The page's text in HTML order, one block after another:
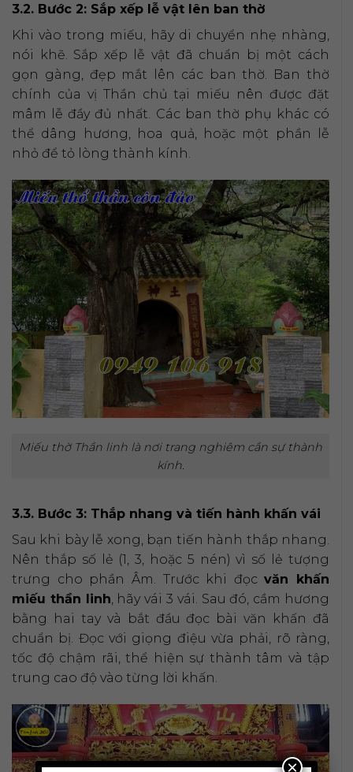
3.2. Bước 2: Sắp xếp lễ vật lên ban thờ
Khi vào trong miếu, hãy di chuyển nhẹ nhàng,
nói khẽ. Sắp xếp lễ vật đã chuẩn bị một cách
gọn gàng, đẹp mắt lên các ban thờ. Ban thờ
chính của vị Thần chủ tại miếu nên được đặt
mâm lễ đầy đủ nhất. Các ban thờ phụ khác có
thể dâng hương, hoa quả, hoặc một phần lễ
nhỏ để tỏ lòng thành kính.
Miếu thờ Thần linh là nơi trang nghiêm cần sự thành
kính.
3.3. Bước 3: Thắp nhang và tiến hành khấn vái
Sau khi bày lễ xong, bạn tiến hành thắp nhang.
Nên thắp số lẻ (1, 3, hoặc 5 nén) vì số lẻ tượng
trưng cho phần Âm. Trước khi đọcvăn khấn
miếu thần linh, hãy vái 3 vái. Sau đó, cầm hương
bằng hai tay và bắt đầu đọc bài văn khấn đã
chuẩn bị. Đọc với giọng điệu vừa phải, rõ ràng,
tốc độ chậm rãi, thể hiện sự thành tâm và tập
trung cao độ vào từng lời khấn.
×